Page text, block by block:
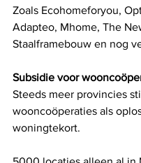
Zoals Ecohomeforyou,
Adapteo, Mhome, The
Staalframebouw en nog
Subsidie voor
Steeds meer provincies
wooncoöperaties als
woningtekort.